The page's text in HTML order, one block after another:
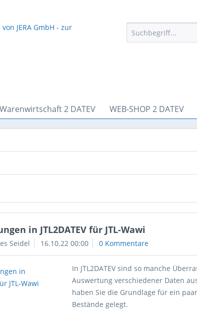
Warenwirtschaft 2 DATEV WEB-SHOP 2 DATEV
in JTL2DATEV für JTL-Wawi
Seidel 16.10.22 00:00 0 Kommentare
In JTL2DATEV sind so manche
Auswertung verschiedener Daten
haben Sie die Grundlage für ein
Bestände gelegt.